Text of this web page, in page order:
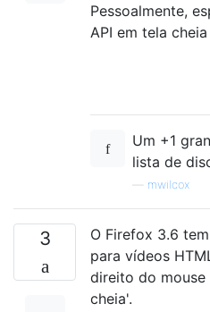
Pessoalmente,
API em tela
Um +1
lista de
mwilcox
3
O Firefox 3.6
para vídeos
direito do mouse
cheia'.